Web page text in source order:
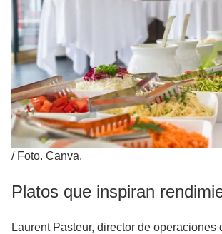
/ Foto. Canva.
Platos que inspiran
Laurent Pasteur, director de operaciones